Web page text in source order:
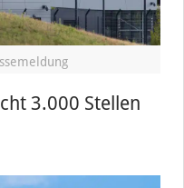
3.000 Stellen